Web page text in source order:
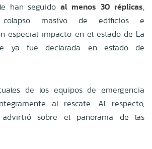
han seguido al menos 30 réplicas,
colapso masivo de edificios e
especial impacto en el estado de La
ya fue declarada en estado de
de los equipos de emergencia
al rescate. Al respecto,
advirtió sobre el panorama de las